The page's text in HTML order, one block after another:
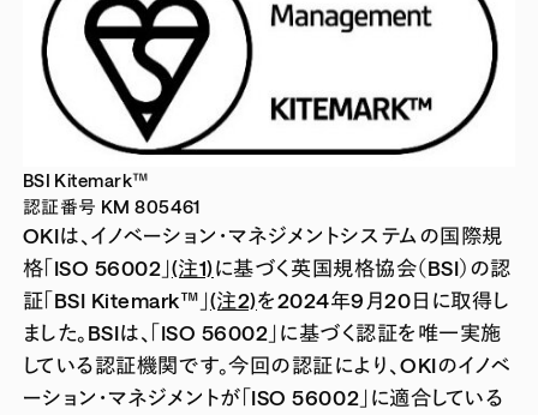
BSI Kitemark™
認証番号 KM 805461
OKIは、イノベーション・マネジメントシステムの国際規
格「ISO 56002」(注1)に基づく英国規格協会（BSI）の認
証「BSI Kitemark™」(注2)を2024年9月20日に取得し
ました。BSIは、「ISO 56002」に基づく認証を唯一実施
している認証機関です。今回の認証により、OKIのイノベ
ーション・マネジメントが「ISO 56002」に適合している